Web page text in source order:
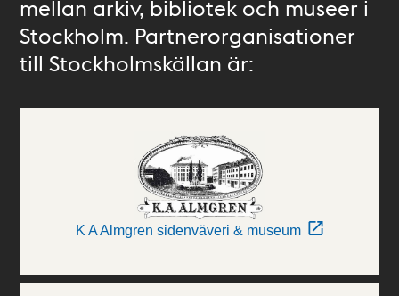
mellan arkiv, bibliotek och museer i
Stockholm. Partnerorganisationer
till Stockholmskällan är:
K A Almgren sidenväveri & museum